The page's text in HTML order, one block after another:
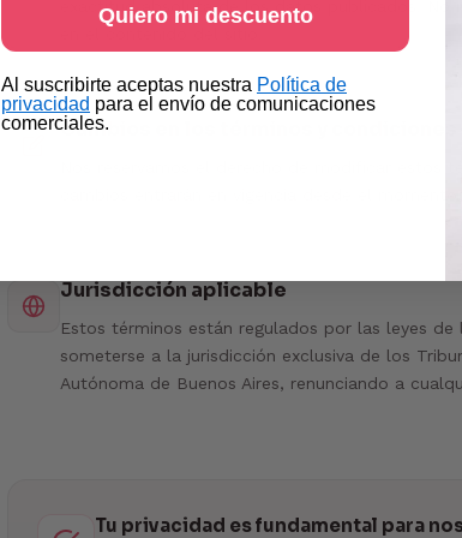
exactitud absoluta de los datos publicados. No
Cambios en los términos y condiciones
Nos reservamos el derecho de modificar estos
cambios entrarán en vigencia desde el
Jurisdicción aplicable
Estos términos están regulados por las leyes de
someterse a la jurisdicción exclusiva de los
Autónoma de Buenos Aires, renunciando a
Tu privacidad es fundamental para
Quiero mi descuento
​Al suscribirte aceptas nuestra Política de
privacidad​ para el envío de comunicaciones
comerciales.